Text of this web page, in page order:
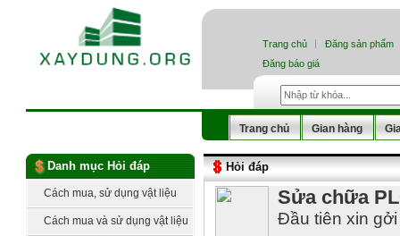
Trang chủ
Đăng sản phẩm
Đăng báo giá
Trang chủ Gian hàng
Danh mục Hỏi đáp
Cách mua, sử dụng vật liệu
xây thô
Cách mua và sử dụng vật liệu
Hỏi đáp
Sửa chữa
Đầu tiên xin